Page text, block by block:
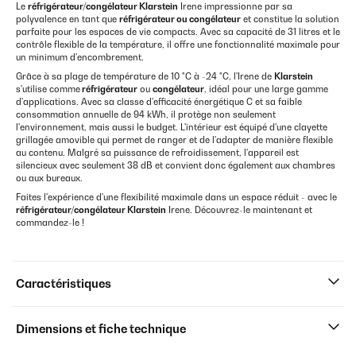
Le réfrigérateur/congélateur Klarstein Irene impressionne par sa
polyvalence en tant que réfrigérateur ou congélateur et constitue la solution
parfaite pour les espaces de vie compacts. Avec sa capacité de 31 litres et le
contrôle flexible de la température, il offre une fonctionnalité maximale pour
un minimum d'encombrement.
Grâce à sa plage de température de 10 °C à -24 °C, l'Irene de Klarstein
s'utilise commeréfrigérateur ou congélateur, idéal pour une large gamme
d'applications. Avec sa classe d'efficacité énergétique C et sa faible
consommation annuelle de 94 kWh, il protège non seulement
l'environnement, mais aussi le budget. L'intérieur est équipé d'une clayette
grillagée amovible qui permet de ranger et de l'adapter de manière flexible
au contenu. Malgré sa puissance de refroidissement, l'appareil est
silencieux avec seulement 38 dB et convient donc également aux chambres
ou aux bureaux.
Faites l'expérience d'une flexibilité maximale dans un espace réduit - avec le
réfrigérateur/congélateur Klarstein Irene. Découvrez-le maintenant et
commandez-le !
Caractéristiques
Dimensions et fiche technique